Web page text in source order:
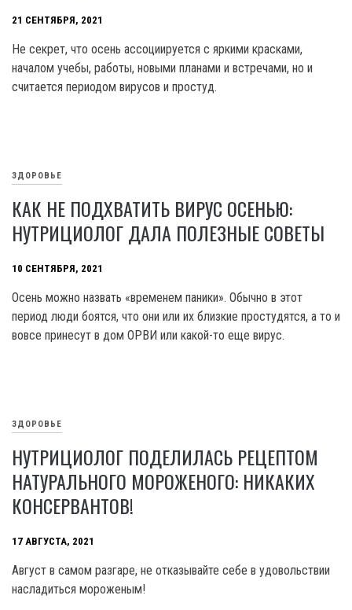
21 СЕНТЯБРЯ, 2021
Не секрет, что осень ассоциируется с яркими красками,
началом учебы, работы, новыми планами и встречами, но и
считается периодом вирусов и простуд.
ЗДОРОВЬЕ
КАК НЕ ПОДХВАТИТЬ ВИРУС ОСЕНЬЮ:
НУТРИЦИОЛОГ ДАЛА ПОЛЕЗНЫЕ СОВЕТЫ
10 СЕНТЯБРЯ, 2021
Осень можно назвать «временем паники». Обычно в этот
период люди боятся, что они или их близкие простудятся, а то и
вовсе принесут в дом ОРВИ или какой-то еще вирус.
ЗДОРОВЬЕ
НУТРИЦИОЛОГ ПОДЕЛИЛАСЬ РЕЦЕПТОМ
НАТУРАЛЬНОГО МОРОЖЕНОГО: НИКАКИХ
КОНСЕРВАНТОВ!
17 АВГУСТА, 2021
Август в самом разгаре, не отказывайте себе в удовольствии
насладиться мороженым!